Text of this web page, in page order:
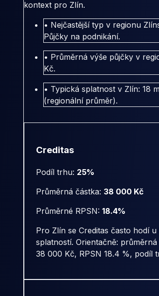
kontext pro Zlín.
• Nejčastější typ v regionu
Půjčky na podnikání.
• Průměrná výše půjčky v
Kč.
• Typická splatnost v Zlín: 18
(regionální průměr).
Creditas
Podíl trhu: 25%
Průměrná částka: 38 000 Kč
Průměrné RPSN: 18.4%
Pro Zlín se Creditas často hodí
splatností. Orientačně:
38 000 Kč, RPSN 18.4 %, podíl